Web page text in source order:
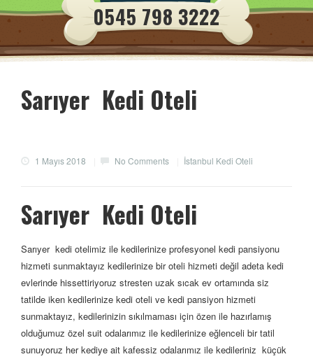
0545 798 3222
Sarıyer Kedi Oteli
1 Mayıs 2018 No Comments İstanbul Kedi Oteli
Sarıyer Kedi Oteli
Sarıyer kedi otelimiz ile kedilerinize profesyonel kedi pansiyonu
hizmeti sunmaktayız kedilerinize bir oteli hizmeti değil adeta kedi
evlerinde hissettiriyoruz stresten uzak sıcak ev ortamında siz
tatilde iken kedilerinize kedi oteli ve kedi pansiyon hizmeti
sunmaktayız, kedilerinizin sıkılmaması için özen ile hazırlamış
olduğumuz özel suit odalarımız ile kedilerinize eğlenceli bir tatil
sunuyoruz her kediye ait kafessiz odalarımız ile kedileriniz küçük